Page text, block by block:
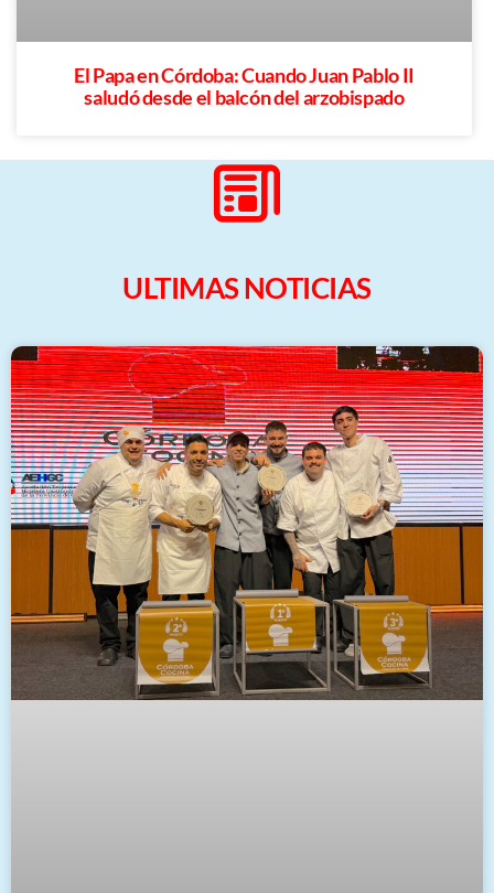
El Papa en Córdoba: Cuando Juan Pablo II
saludó desde el balcón del arzobispado
ULTIMAS NOTICIAS